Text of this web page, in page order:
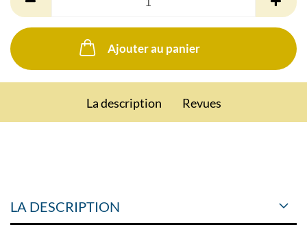
Set
Ajouter au panier
La description Revues
LA DESCRIPTION